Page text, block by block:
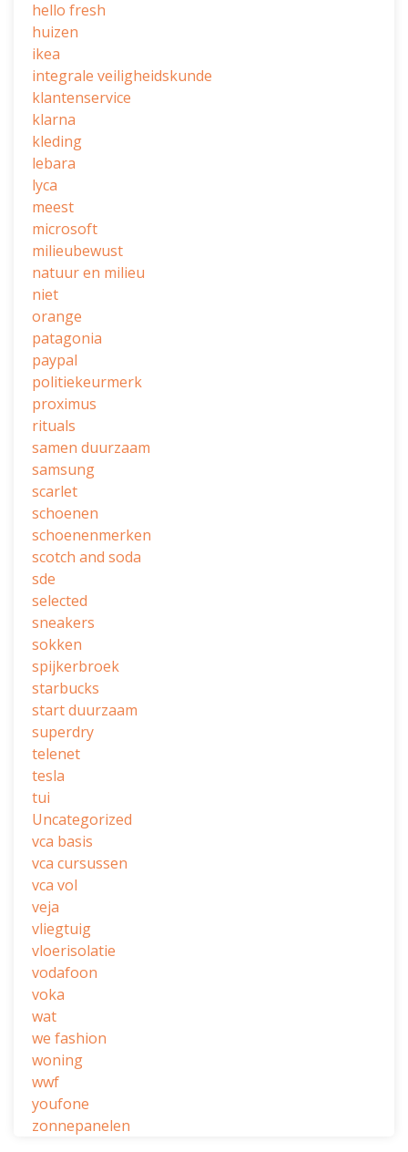
hello fresh
huizen
ikea
integrale veiligheidskunde
klantenservice
klarna
kleding
lebara
lyca
meest
microsoft
milieubewust
natuur en milieu
niet
orange
patagonia
paypal
politiekeurmerk
proximus
rituals
samen duurzaam
samsung
scarlet
schoenen
schoenenmerken
scotch and soda
sde
selected
sneakers
sokken
spijkerbroek
starbucks
start duurzaam
superdry
telenet
tesla
tui
Uncategorized
vca basis
vca cursussen
vca vol
veja
vliegtuig
vloerisolatie
vodafoon
voka
wat
we fashion
woning
wwf
youfone
zonnepanelen